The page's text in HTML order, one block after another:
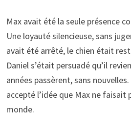
Max avait été la seule présence
Une loyauté silencieuse, sans
avait été arrêté, le chien était
Daniel s’était persuadé qu’il
années passèrent, sans
accepté l’idée que Max ne faisait
monde.